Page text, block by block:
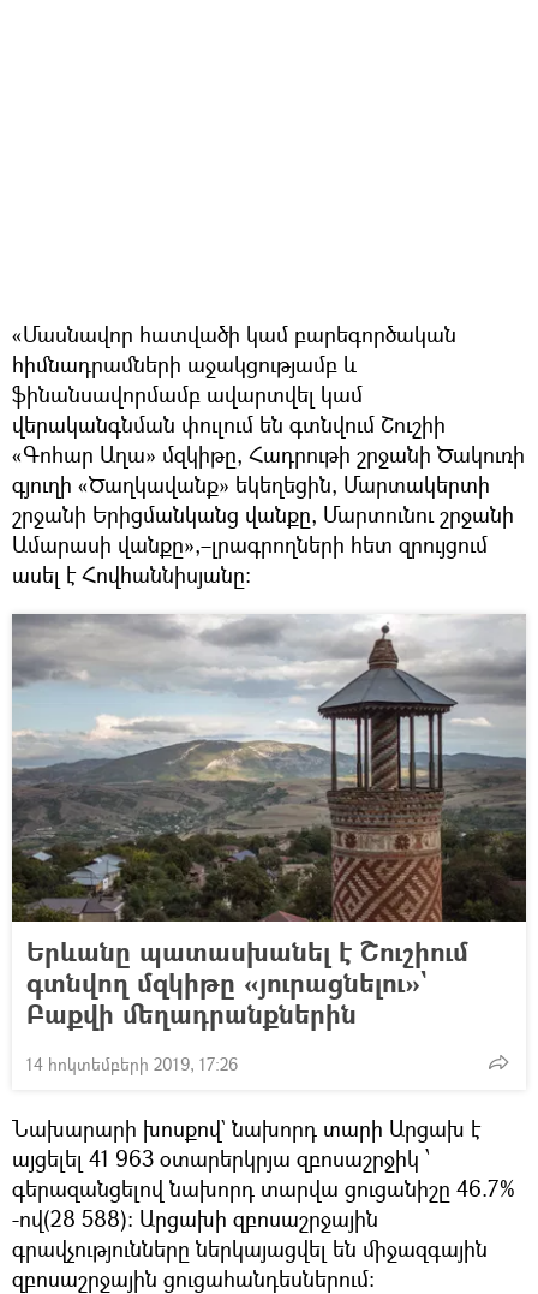
«Մասնավոր հատվածի կամ բարեգործական
հիմնադրամների աջակցությամբ և
ֆինանսավորմամբ ավարտվել կամ
վերականգնման փուլում են գտնվում Շուշիի
«Գոհար Աղա» մզկիթը, Հադրութի շրջանի Ծակուռի
գյուղի «Ծաղկավանք» եկեղեցին, Մարտակերտի
շրջանի Երիցմանկանց վանքը, Մարտունու շրջանի
Ամարասի վանքը»,–լրագրողների հետ զրույցում
ասել է Հովհաննիսյանը։
Երևանը պատասխանել է Շուշիում
գտնվող մզկիթը «յուրացնելու»`
Բաքվի մեղադրանքներին
14 հոկտեմբերի 2019, 17:26
Նախարարի խոսքով` նախորդ տարի Արցախ է
այցելել 41 963 օտարերկրյա զբոսաշրջիկ ՝
գերազանցելով նախորդ տարվա ցուցանիշը 46.7%
-ով(28 588): Արցախի զբոսաշրջային
գրավչությունները ներկայացվել են միջազգային
զբոսաշրջային ցուցահանդեսներում: